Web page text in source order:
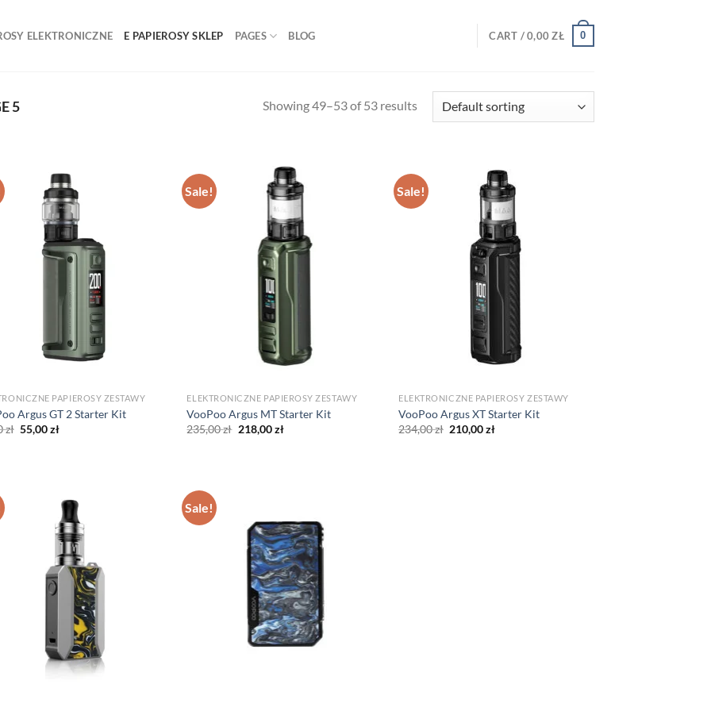
ELEKTRONICZNE E PAPIEROSY SKLEP PAGES BLOG CART /0,00ZŁ 0
5 Showing 49–53 of 53 results
PAPIEROSY ZESTAWY
Argus GT 2 Starter Kit
zł Original
price
55,00złCurrent
Sale!
ELEKTRONICZNE PAPIEROSY ZESTAWY
VooPoo Argus MT Starter Kit
235,00zł Original
price
218,00złCurrent
Sale!
ELEKTRONICZNE PAPIEROSY ZESTAWY
VooPoo Argus XT Starter Kit
234,00zł Original
price
210,00złCurrent
Sale!